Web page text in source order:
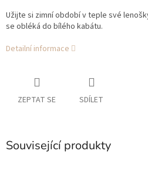
Užijte si zimní období v teple své
se obléká do bílého kabátu.
Detailní informace
ZEPTAT SE SDÍLET
Související produkty